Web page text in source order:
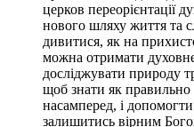
церков переорієнтації
нового шляху життя та
дивитися, як на
можна отримати
досліджувати природу
щоб знати як
насамперед, і
залишитись вірним